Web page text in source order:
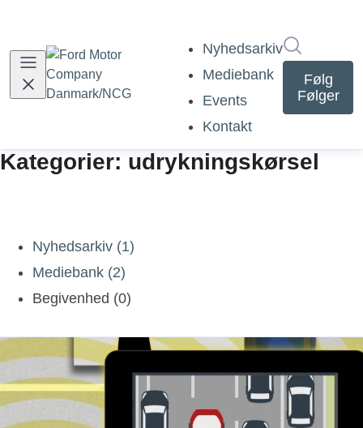
Nyhedsarkiv
Mediebank
Events
Kontakt
Følg
Følger
Kategorier: udrykningskørsel
Nyhedsarkiv (1)
Mediebank (2)
Begivenhed (0)